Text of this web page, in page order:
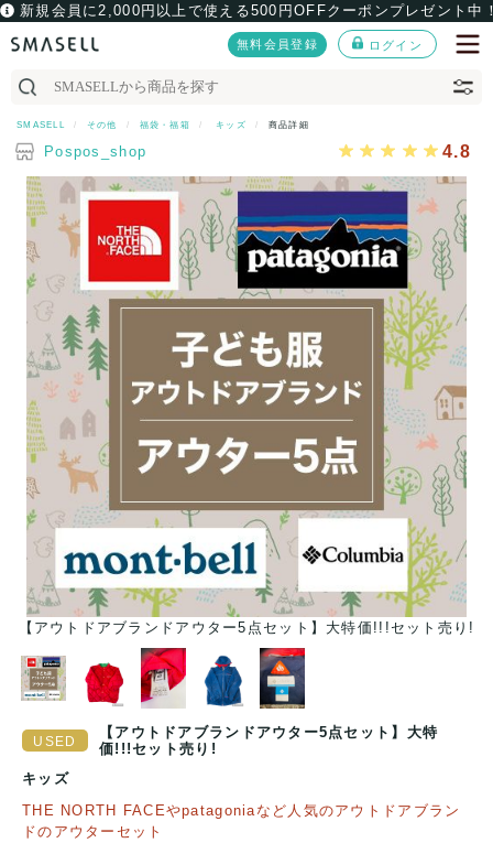
新規会員に2,000円以上で使える500円OFFクーポンプレゼント中
無料会員登録 ログイン
SMASELL その他 福袋・福箱 キッズ 商品詳細
Pospos_shop 4.8
【アウトドアブランドアウター5点セット】大特価!!!セット売り!
【アウトドアブランドアウター5点セット】大特
価!!!セット売り!
キッズ
THE NORTH FACEやpatagoniaなど人気のアウトドアブラン
ドのアウターセット